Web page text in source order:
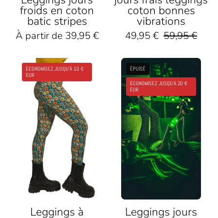
froids en coton
batic stripes
À partir de 39,95 €
coton bonnes
vibrations
49,95 € 59,95 €
Bunte
Leggings
mit
Blumenmuster,
kombiniert
mit
schwarzen
Boots
gelbem
Strickpullover
ÉCONOMISEZ JUSQU'À 10 €
EUR
Leggings à
Frau
mit
gemusterten
Leggings,
leuchtenden
Armbändern
und
Sneakers
entspannt
im
Licht
ÉPUISÉ
ÉCONOMISEZ JUSQU'À 20 €
EUR
Leggings jours